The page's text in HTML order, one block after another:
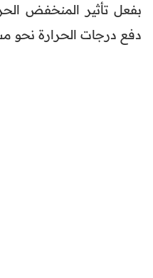
بفعل تأثير المنخفض
دفع درجات الحرارة نحو